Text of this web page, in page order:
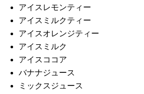
アイスレモンティー
アイスミルクティー
アイスオレンジティー
アイスミルク
アイスココア
バナナジュース
ミックスジュース